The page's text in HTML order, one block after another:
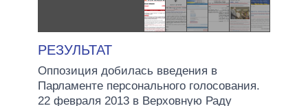
РЕЗУЛЬТАТ
Оппозиция добилась введения в
Парламенте персонального голосования.
22 февраля 2013 в Верховную Раду